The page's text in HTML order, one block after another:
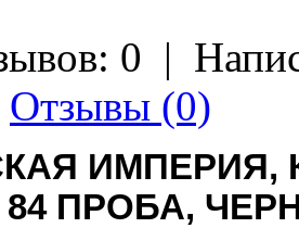
0 |
Отзывы (0)
ИМПЕРИЯ,
ПРОБА,